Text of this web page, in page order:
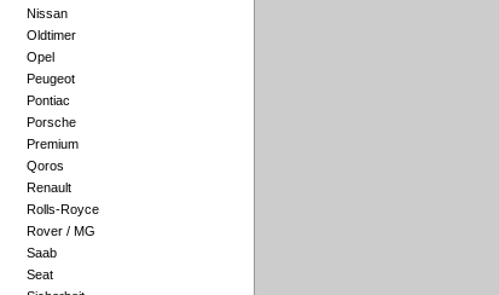
Nissan
Oldtimer
Opel
Peugeot
Pontiac
Porsche
Premium
Qoros
Renault
Rolls-Royce
Rover / MG
Saab
Seat